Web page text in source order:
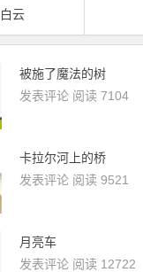
云
被施了魔法的树
发表评论 阅读 7104
卡拉尔河上的桥
发表评论 阅读 9521
月亮车
发表评论 阅读 12722